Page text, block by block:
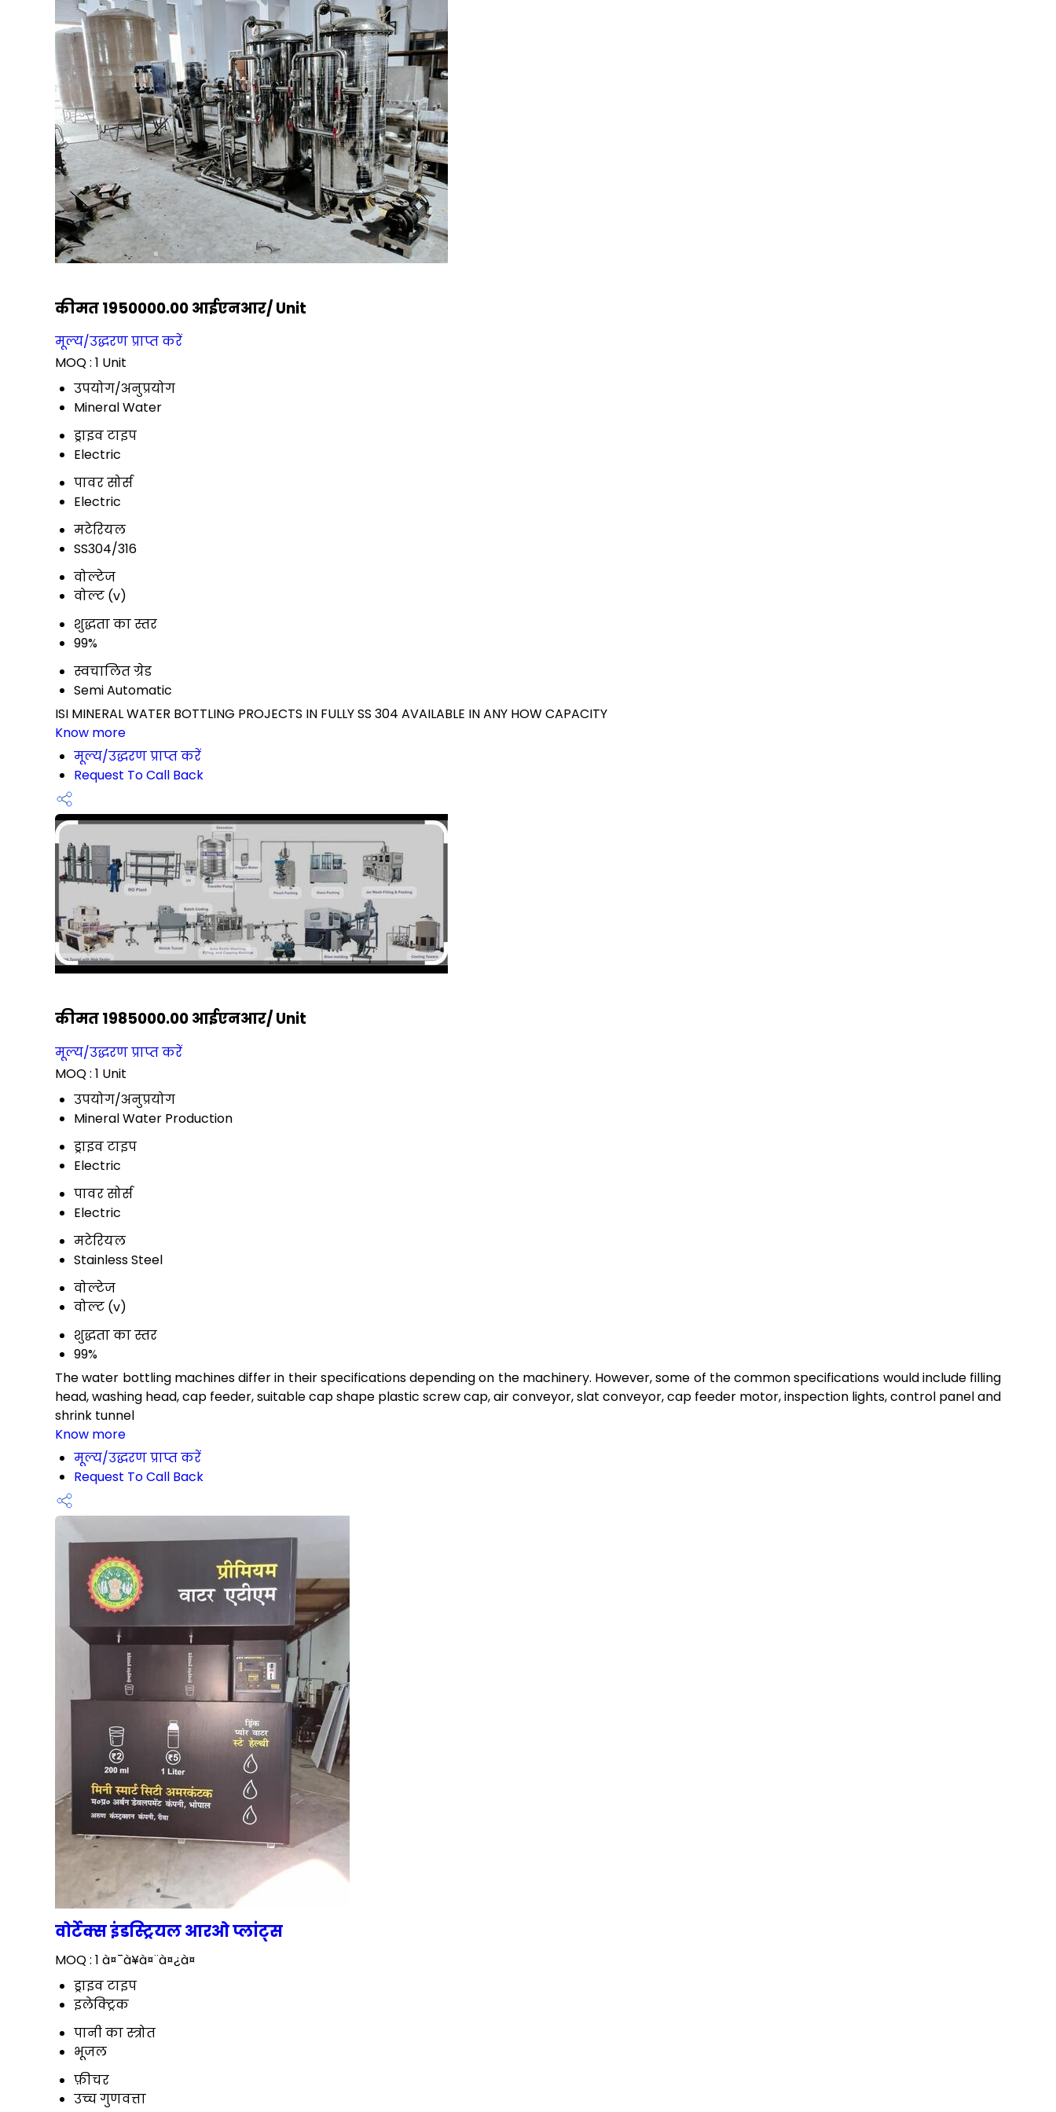
कीमत 1950000.00 आईएनआर/ Unit
मूल्य/उद्धरण प्राप्त करें
MOQ : 1 Unit
उपयोग/अनुप्रयोग
Mineral Water
ड्राइव टाइप
Electric
पावर सोर्स
Electric
मटेरियल
SS304/316
वोल्टेज
वोल्ट (v)
शुद्धता का स्तर
99%
स्वचालित ग्रेड
Semi Automatic
ISI MINERAL WATER BOTTLING PROJECTS IN FULLY SS 304 AVAILABLE IN ANY HOW CAPACITY
Know more
मूल्य/उद्धरण प्राप्त करें
Request To Call Back
कीमत 1985000.00 आईएनआर/ Unit
मूल्य/उद्धरण प्राप्त करें
MOQ : 1 Unit
उपयोग/अनुप्रयोग
Mineral Water Production
ड्राइव टाइप
Electric
पावर सोर्स
Electric
मटेरियल
Stainless Steel
वोल्टेज
वोल्ट (v)
शुद्धता का स्तर
99%
The water bottling machines differ in their specifications depending on the machinery. However, some of the common specifications would include filling
head, washing head, cap feeder, suitable cap shape plastic screw cap, air conveyor, slat conveyor, cap feeder motor, inspection lights, control panel and
shrink tunnel
Know more
मूल्य/उद्धरण प्राप्त करें
Request To Call Back
वोर्टेक्स इंडस्ट्रियल आरओ प्लांट्स
MOQ : 1 à¤¯à¥à¤¨à¤¿à¤
ड्राइव टाइप
इलेक्ट्रिक
पानी का स्त्रोत
भूजल
फ़ीचर
उच्च गुणवत्ता